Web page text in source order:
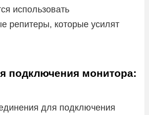
использовать
репитеры, которые усилят
подключения монитора:
для подключения